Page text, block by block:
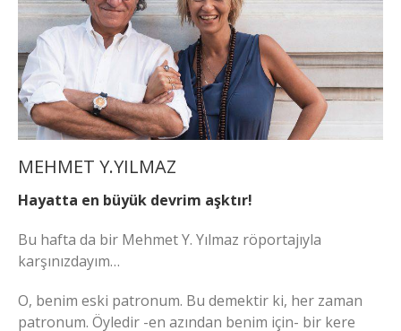
MEHMET Y.YILMAZ
Hayatta en büyük devrim aşktır!
Bu hafta da bir Mehmet Y. Yılmaz röportajıyla
karşınızdayım…
O, benim eski patronum. Bu demektir ki, her zaman
patronum. Öyledir -en azından benim için- bir kere